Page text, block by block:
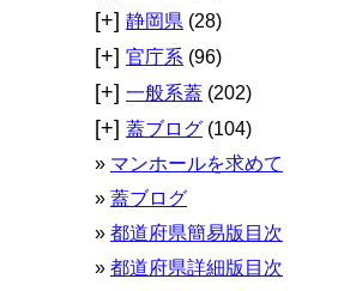
[+] 静岡県 (28)
[+] 官庁系 (96)
[+] 一般系蓋 (202)
[+] 蓋ブログ (104)
マンホールを求めて
蓋ブログ
都道府県簡易版目次
都道府県詳細版目次